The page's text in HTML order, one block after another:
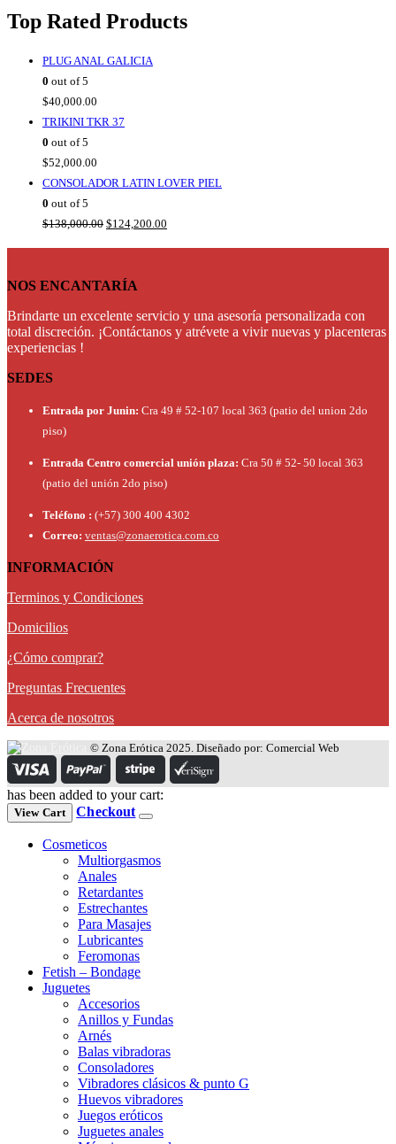
Top Rated Products
PLUG ANAL GALICIA
0 out of 5
$40,000.00
TRIKINI TKR 37
0 out of 5
$52,000.00
CONSOLADOR LATIN LOVER PIEL
0 out of 5
$138,000.00 Original
$138,000.00.
$124,200.00
NOS ENCANTARÍA
Brindarte un excelente servicio y una asesoría personalizada con
total discreción. ¡Contáctanos y atrévete a vivir nuevas y placenteras
experiencias !
SEDES
Entrada por Junin: Cra 49 # 52-107 local 363 (patio del union 2do
piso)
Entrada Centro comercial unión plaza: Cra 50 # 52- 50 local 363
(patio del unión 2do piso)
Teléfono : (+57) 300 400 4302
Correo: ventas@zonaerotica.com.co
INFORMACIÓN
Terminos y Condiciones
Domicilios
¿Cómo comprar?
Preguntas Frecuentes
Acerca de nosotros
© Zona Erótica 2025. Diseñado por: Comercial Web
has been added to your cart:
View Cart Checkout
Cosmeticos
Multiorgasmos
Anales
Retardantes
Estrechantes
Para Masajes
Lubricantes
Feromonas
Fetish – Bondage
Juguetes
Accesorios
Anillos y Fundas
Arnés
Balas vibradoras
Consoladores
Vibradores clásicos & punto G
Huevos vibradores
Juegos eróticos
Juguetes anales